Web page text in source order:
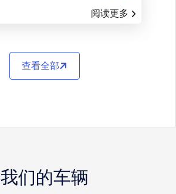
阅读更多
查看全部
我们的车辆